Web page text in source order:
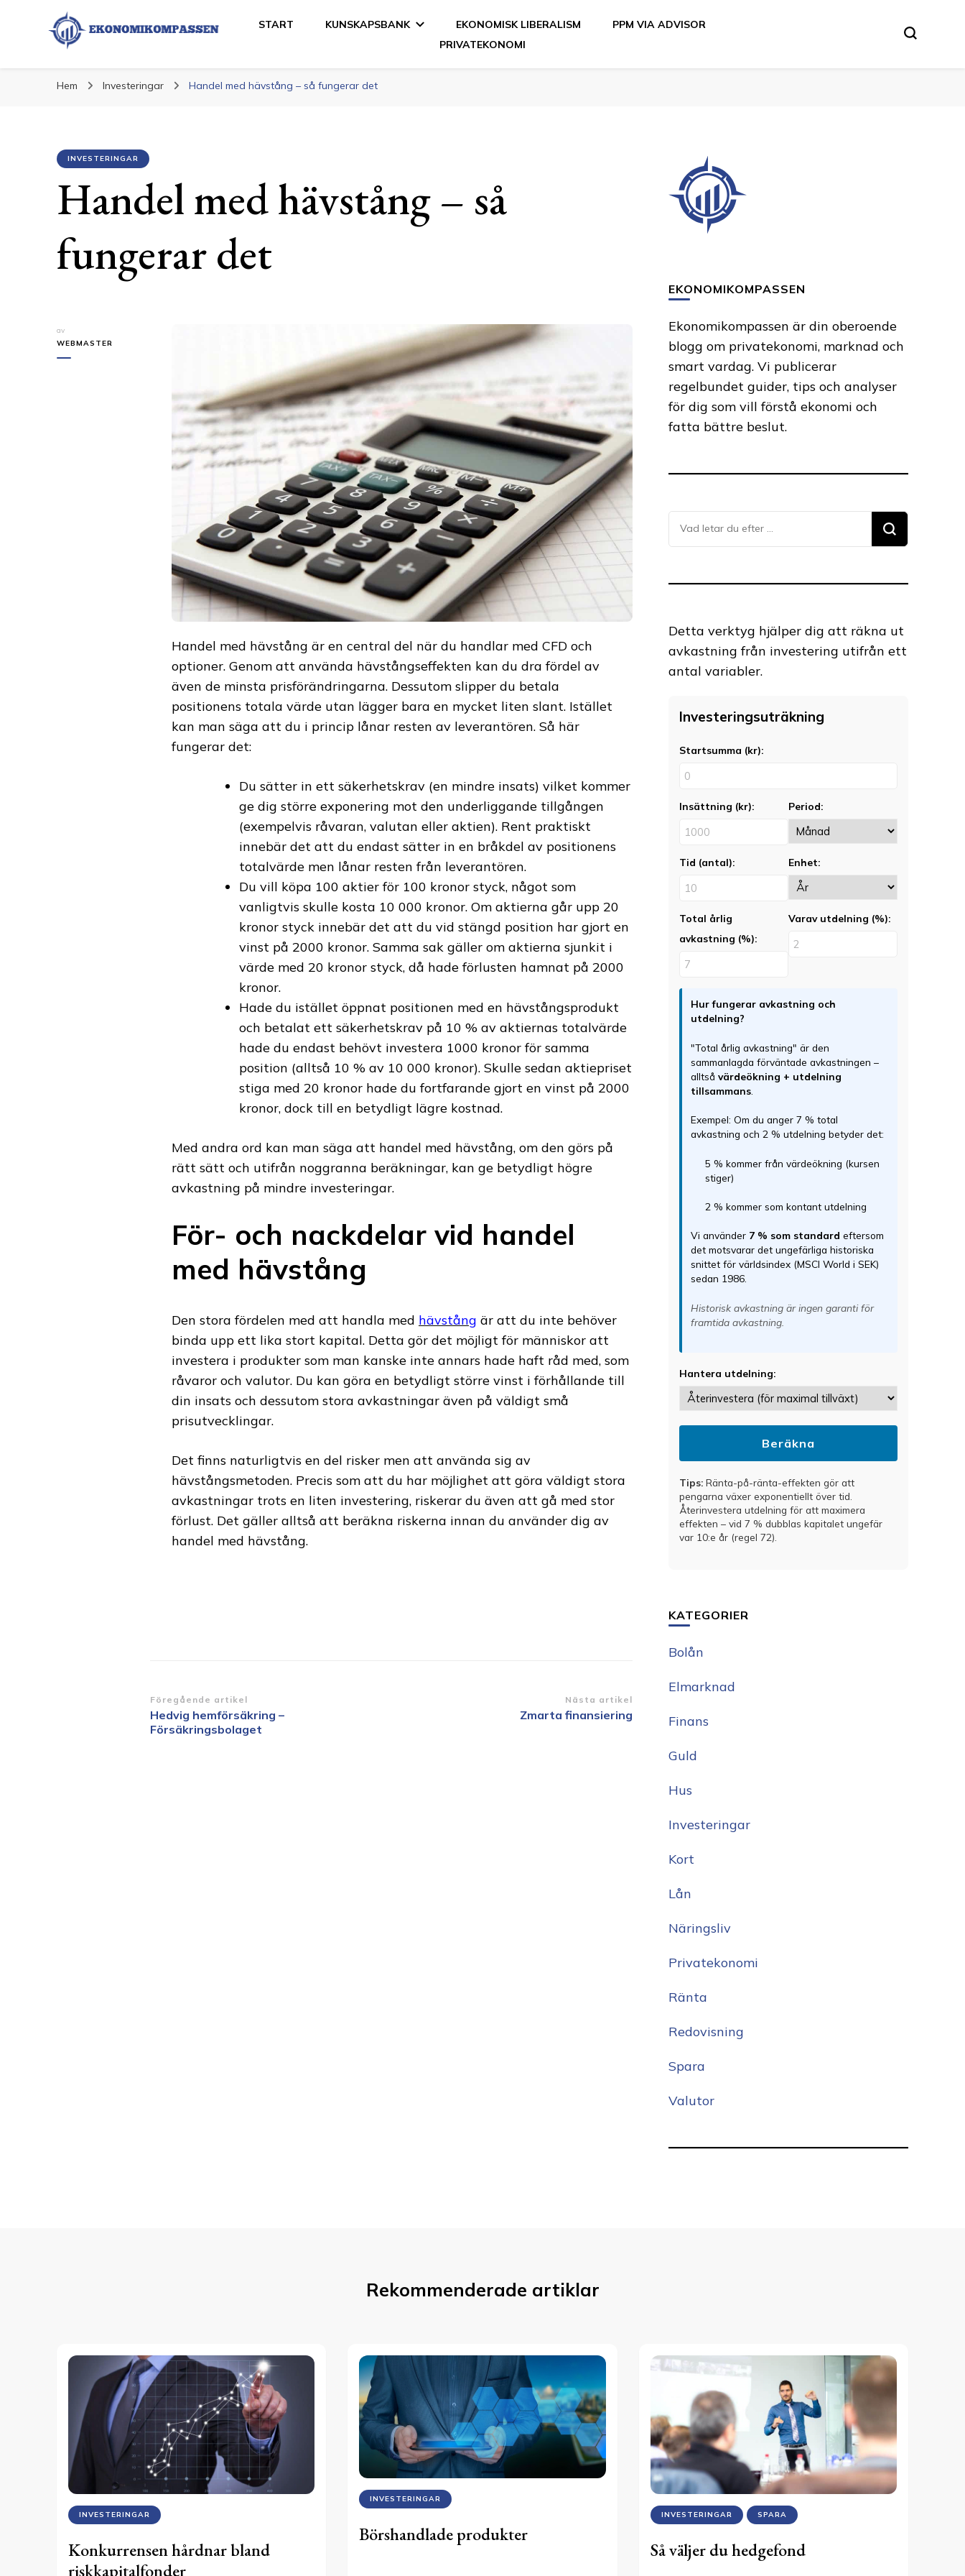
Ekonomikompassen
START KUNSKAPSBANK EKONOMISK LIBERALISM
PPM VIA ADVISOR
PRIVATEKONOMI
Hem Investeringar Handel med hävstång – så fungerar det
INVESTERINGAR
Handel med hävstång – så
fungerar det
av
WEBMASTER
Handel med hävstång är en central del när du handlar med CFD och
optioner. Genom att använda hävstångseffekten kan du dra fördel av
även de minsta prisförändringarna. Dessutom slipper du betala
positionens totala värde utan lägger bara en mycket liten slant. Istället
kan man säga att du i princip lånar resten av leverantören. Så här
fungerar det:
Du sätter in ett säkerhetskrav (en mindre insats) vilket kommer
ge dig större exponering mot den underliggande tillgången
(exempelvis råvaran, valutan eller aktien). Rent praktiskt
innebär det att du endast sätter in en bråkdel av positionens
totalvärde men lånar resten från leverantören.
Du vill köpa 100 aktier för 100 kronor styck, något som
vanligtvis skulle kosta 10 000 kronor. Om aktierna går upp 20
kronor styck innebär det att du vid stängd position har gjort en
vinst på 2000 kronor. Samma sak gäller om aktierna sjunkit i
värde med 20 kronor styck, då hade förlusten hamnat på 2000
kronor.
Hade du istället öppnat positionen med en hävstångsprodukt
och betalat ett säkerhetskrav på 10 % av aktiernas totalvärde
hade du endast behövt investera 1000 kronor för samma
position (alltså 10 % av 10 000 kronor). Skulle sedan aktiepriset
stiga med 20 kronor hade du fortfarande gjort en vinst på 2000
kronor, dock till en betydligt lägre kostnad.
Med andra ord kan man säga att handel med hävstång, om den görs på
rätt sätt och utifrån noggranna beräkningar, kan ge betydligt högre
avkastning på mindre investeringar.
För- och nackdelar vid handel
med hävstång
Den stora fördelen med att handla med hävstång är att du inte behöver
binda upp ett lika stort kapital. Detta gör det möjligt för människor att
investera i produkter som man kanske inte annars hade haft råd med, som
råvaror och valutor. Du kan göra en betydligt större vinst i förhållande till
din insats och dessutom stora avkastningar även på väldigt små
prisutvecklingar.
Det finns naturligtvis en del risker men att använda sig av
hävstångsmetoden. Precis som att du har möjlighet att göra väldigt stora
avkastningar trots en liten investering, riskerar du även att gå med stor
förlust. Det gäller alltså att beräkna riskerna innan du använder dig av
handel med hävstång.
Inläggsnavigering
Föregående artikel
Hedvig hemförsäkring –
Försäkringsbolaget
Nästa artikel
Zmarta finansiering
EKONOMIKOMPASSEN
Ekonomikompassen är din oberoende
blogg om privatekonomi, marknad och
smart vardag. Vi publicerar
regelbundet guider, tips och analyser
för dig som vill förstå ekonomi och
fatta bättre beslut.
Letar
du
något?
Detta verktyg hjälper dig att räkna ut
avkastning från investering utifrån ett
antal variabler.
Investeringsuträkning
Startsumma (kr):
Insättning (kr): Period:
Tid (antal): Enhet:
Total årlig
avkastning (%):
Varav utdelning (%):
Hur fungerar avkastning och
utdelning?
"Total årlig avkastning" är den
sammanlagda förväntade avkastningen –
alltså värdeökning + utdelning
tillsammans.
Exempel: Om du anger 7 % total
avkastning och 2 % utdelning betyder det:
5 % kommer från värdeökning (kursen
stiger)
2 % kommer som kontant utdelning
Vi använder 7 % som standard eftersom
det motsvarar det ungefärliga historiska
snittet för världsindex (MSCI World i SEK)
sedan 1986.
Historisk avkastning är ingen garanti för
framtida avkastning.
Hantera utdelning:
Beräkna
Tips:Ränta-på-ränta-effekten gör att
pengarna växer exponentiellt över tid.
Återinvestera utdelning för att maximera
effekten – vid 7 % dubblas kapitalet ungefär
var 10:e år (regel 72).
KATEGORIER
Bolån
Elmarknad
Finans
Guld
Hus
Investeringar
Kort
Lån
Näringsliv
Privatekonomi
Ränta
Redovisning
Spara
Valutor
Rekommenderade artiklar
INVESTERINGAR
Konkurrensen hårdnar bland
riskkapitalfonder
INVESTERINGAR
Börshandlade produkter
INVESTERINGAR SPARA
Så väljer du hedgefond